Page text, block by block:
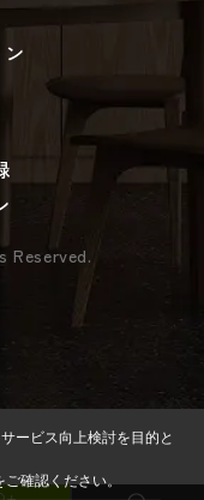
Reserved.
ービス向上検討を目的と
ご確認ください。